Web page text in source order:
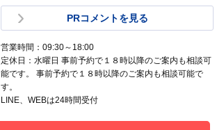
PRコメントを見る
営業時間：09:30～18:00
定休日：水曜日 事前予約で１８時以降のご案内も相談可
能です。 事前予約で１８時以降のご案内も相談可能で
す。
LINE、WEBは24時間受付